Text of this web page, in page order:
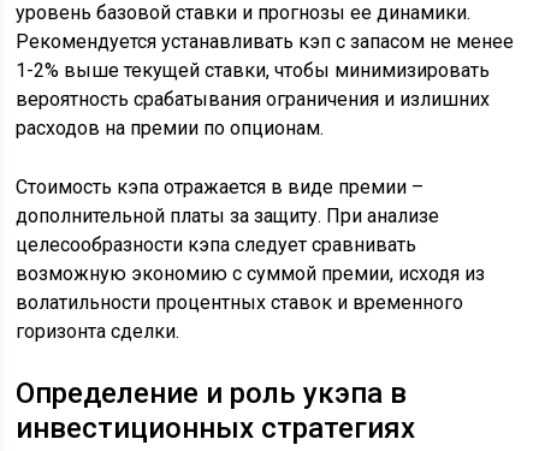
уровень базовой ставки и прогнозы ее динамики.
Рекомендуется устанавливать кэп с запасом не менее
1-2% выше текущей ставки, чтобы минимизировать
вероятность срабатывания ограничения и излишних
расходов на премии по опционам.
Стоимость кэпа отражается в виде премии –
дополнительной платы за защиту. При анализе
целесообразности кэпа следует сравнивать
возможную экономию с суммой премии, исходя из
волатильности процентных ставок и временного
горизонта сделки.
Определение и роль укэпа в
инвестиционных стратегиях